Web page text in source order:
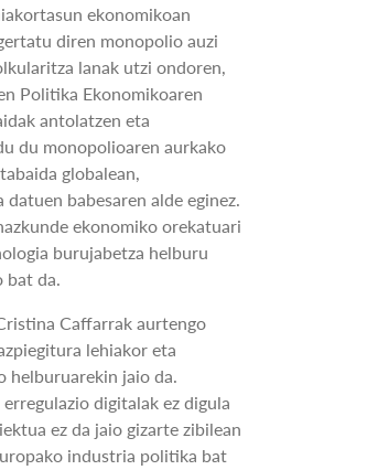
ekonomikoan
diren monopolio auzi
lanak utzi ondoren,
Politika Ekonomikoaren
antolatzen eta
du monopolioaren aurkako
globalean,
babesaren alde eginez.
ekonomiko orekatuari
burujabetza helburu
bat da.
Caffarrak aurtengo
lehiakor eta
helburuarekin jaio da.
digitalak ez digula
ez da jaio gizarte zibilean
industria politika bat